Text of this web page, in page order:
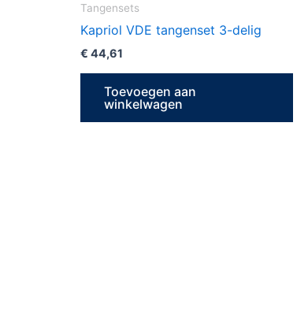
Tangensets
Kapriol VDE tangenset 3-delig
€ 44,61
Toevoegen aan
winkelwagen